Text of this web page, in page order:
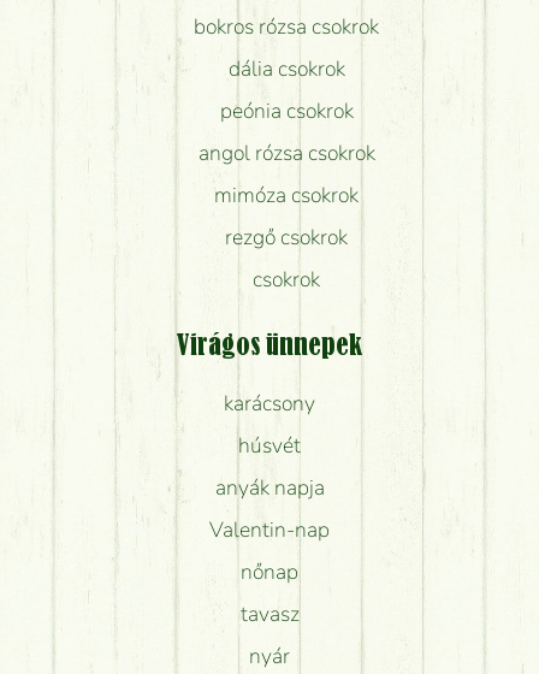
bokros rózsa csokrok
dália csokrok
peónia csokrok
angol rózsa csokrok
mimóza csokrok
rezgő csokrok
csokrok
Virágos ünnepek
karácsony
húsvét
anyák napja
Valentin-nap
nőnap
tavasz
nyár